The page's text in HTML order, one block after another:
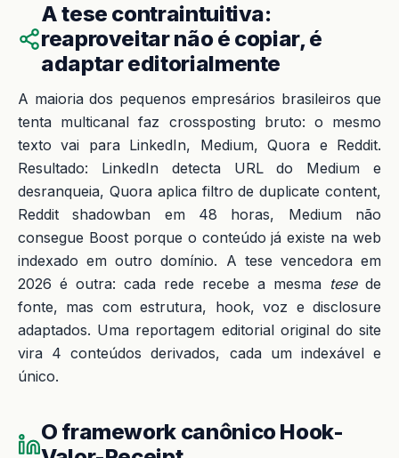
A tese contraintuitiva:
reaproveitar não é copiar, é
adaptar editorialmente
A maioria dos pequenos empresários brasileiros que
tenta multicanal faz crossposting bruto: o mesmo
texto vai para LinkedIn, Medium, Quora e Reddit.
Resultado: LinkedIn detecta URL do Medium e
desranqueia, Quora aplica filtro de duplicate content,
Reddit shadowban em 48 horas, Medium não
consegue Boost porque o conteúdo já existe na web
indexado em outro domínio. A tese vencedora em
2026 é outra: cada rede recebe a mesma tesede
fonte, mas com estrutura, hook, voz e disclosure
adaptados. Uma reportagem editorial original do site
vira 4 conteúdos derivados, cada um indexável e
único.
O framework canônico Hook-